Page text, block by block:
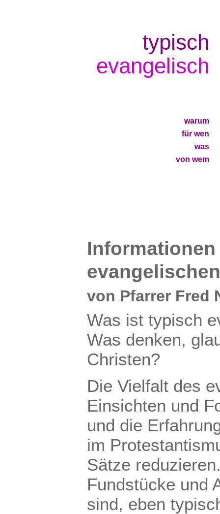
typisch
evangelisch
warum
für wen
was
von wem
von Pfarrer Fred
Was ist typisch
Was denken,
Christen?
Die Vielfalt des
Einsichten und
und die
im
Sätze
Fundstücke und
sind, eben